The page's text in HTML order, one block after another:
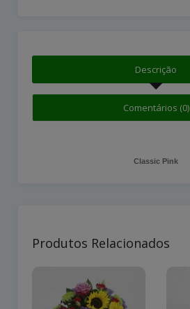
Descrição
Comentários (0)
Classic Pink
Produtos Relacionados